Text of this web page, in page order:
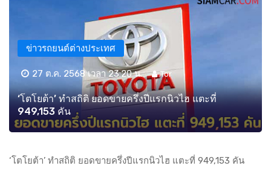
ข่าวรถยนต์ต่างประเทศ
27 ต.ค. 2568 เวลา 23:20 น. Tor
‘โตโยต้า’ ทำสถิติ ยอดขายครึ่งปีแรกนิวไฮ แตะที่
949,153 คัน
‘โตโยต้า’ ทำสถิติ ยอดขายครึ่งปีแรกนิวไฮ แตะที่ 949,153 คัน